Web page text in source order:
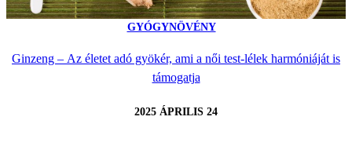
GYÓGYNÖVÉNY
Ginzeng – Az életet adó gyökér, ami a női test-lélek harmóniáját is
támogatja
2025 ÁPRILIS 24